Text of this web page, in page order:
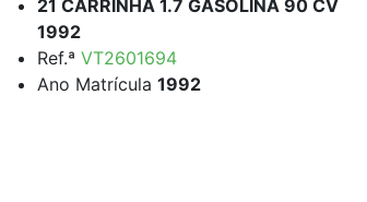
21 CARRINHA 1.7 GASOLINA 90 CV
1992
Ref.ª VT2601694
Ano Matrícula 1992